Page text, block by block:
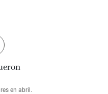
en abril.